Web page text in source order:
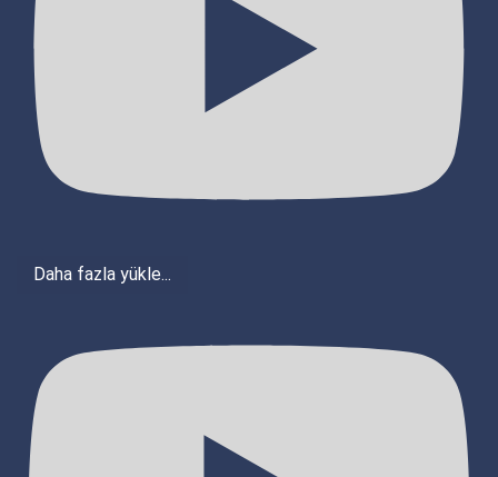
Daha fazla yükle...